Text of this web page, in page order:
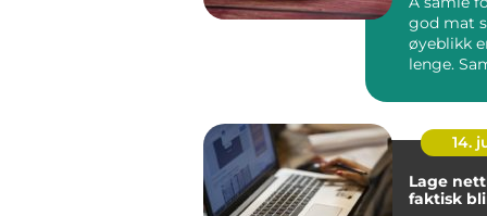
god mat
øyeblikk
lenge.
det er ...
14.
Lage
faktisk